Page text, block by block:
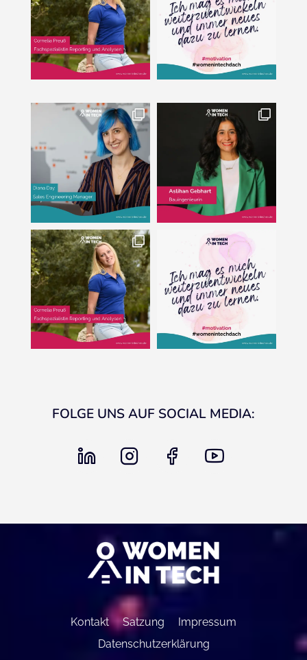
FOLGE UNS AUF SOCIAL MEDIA:
linkedin instagram
Kontakt Satzung
Impressum
Datenschutzerklärung